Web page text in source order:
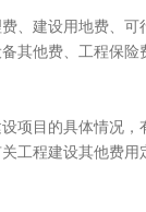
建设用地费、可
其他费、工程保
目的具体情况，
工程建设其他费